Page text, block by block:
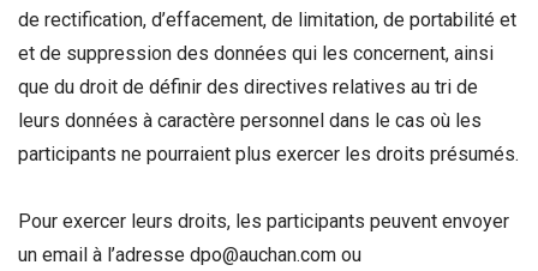
de rectification, d’effacement, de limitation, de portabilité et
et de suppression des données qui les concernent, ainsi
que du droit de définir des directives relatives au tri de
leurs données à caractère personnel dans le cas où les
participants ne pourraient plus exercer les droits présumés.
Pour exercer leurs droits, les participants peuvent envoyer
un email à l’adresse dpo@auchan.com ou